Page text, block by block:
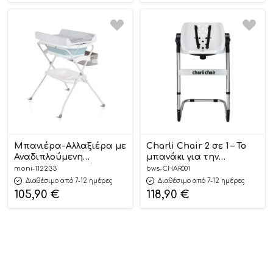
Μπανιέρα-Αλλαξιέρα με
Αναδιπλούμενη
Μπανιέρα και Βάση με
Αλλαξιέρα Como Blue
3800146272128 – Cangaroo
moni-112233
Διαθέσιμο από 7-12 ημέρες
105,90 €
Charli Chair 2 σε 1 – Το
μπανάκι για την
Ντουζιέρα #
bws-CHAR001
Διαθέσιμο από 7-12 ημέρες
118,90 €